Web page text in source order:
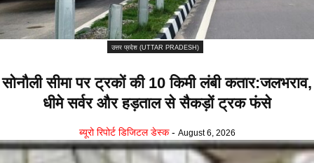
उत्तर प्रदेश (UTTAR PRADESH)
सोनौली सीमा पर ट्रकों की 10 किमी लंबी कतार:जलभराव,
धीमे सर्वर और हड़ताल से सैकड़ों ट्रक फंसे
ब्यूरो रिपोर्ट डिजिटल डेस्क - August 6, 2026